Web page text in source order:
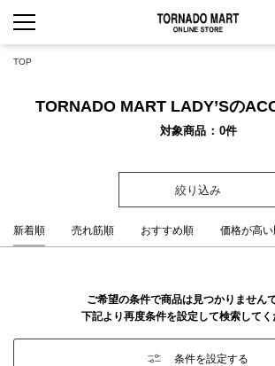
TOP
TORNADO MART LADY’Sの
対象商品 0件
絞り込み
新着順 売れ筋順 おすすめ順 価格が高
ご希望の条件で商品は見つかりませんで
下記より再度条件を設定して検索してく
条件を設定する